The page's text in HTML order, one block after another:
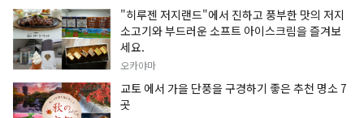
"히루젠 저지랜드"에서 진하고 풍부한 맛의 저지
소고기와 부드러운 소프트 아이스크림을 즐겨보
세요.
오카야마
교토 에서 가을 단풍을 구경하기 좋은 추천 명소 7
곳